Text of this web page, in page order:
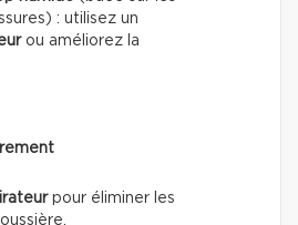
: utilisez un
ou améliorez la
pour éliminer les